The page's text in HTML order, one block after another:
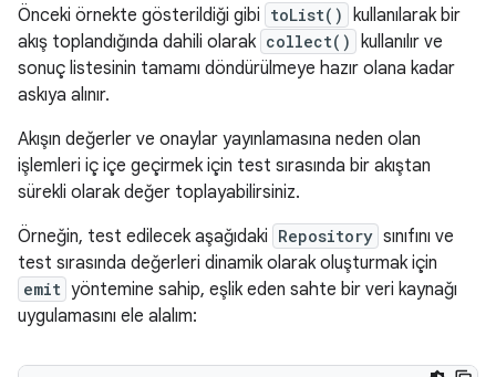
Önceki örnekte gösterildiği gibi toList()
kullanılarak bir
akış toplandığında dahili olarak collect()
kullanılır ve
sonuç listesinin tamamı döndürülmeye hazır olana kadar
askıya alınır.
Akışın değerler ve onaylar yayınlamasına neden olan
işlemleri iç içe geçirmek için test sırasında bir akıştan
sürekli olarak değer toplayabilirsiniz.
Örneğin, test edilecek aşağıdaki Repository sınıfını ve
test sırasında değerleri dinamik olarak oluşturmak için
emit yöntemine sahip, eşlik eden sahte bir veri kaynağı
uygulamasını ele alalım: